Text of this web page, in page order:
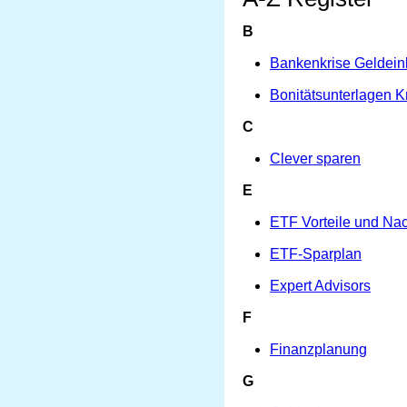
B
Bankenkrise
Bonitätsunterlagen
C
Clever sparen
E
ETF Vorteile und
ETF-Sparplan
Expert Advisors
F
Finanzplanung
G